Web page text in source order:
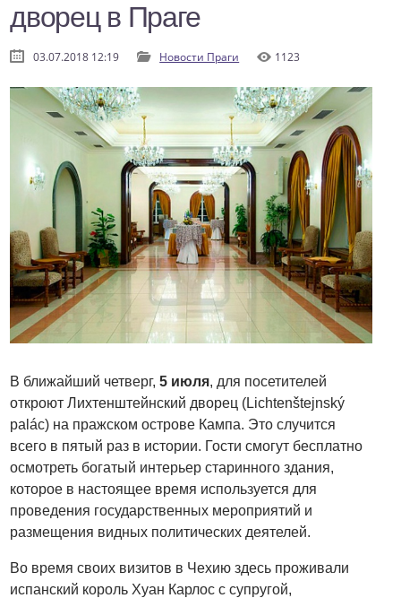
дворец в Праге
03.07.2018 12:19 Новости Праги 1123
В ближайший четверг,5 июля, для посетителей
откроют Лихтенштейнский дворец (Lichtenštejnský
palác) на пражском острове Кампа. Это случится
всего в пятый раз в истории. Гости смогут бесплатно
осмотреть богатый интерьер старинного здания,
которое в настоящее время используется для
проведения государственных мероприятий и
размещения видных политических деятелей.
Во время своих визитов в Чехию здесь проживали
испанский король Хуан Карлос с супругой,